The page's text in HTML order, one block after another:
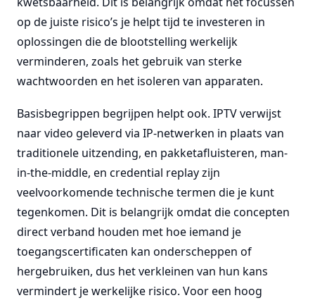
op de juiste risico’s je helpt tijd te investeren in
oplossingen die de blootstelling werkelijk
verminderen, zoals het gebruik van sterke
wachtwoorden en het isoleren van apparaten.
Basisbegrippen begrijpen helpt ook. IPTV verwijst
naar video geleverd via IP-netwerken in plaats van
traditionele uitzending, en pakketafluisteren, man-
in-the-middle, en credential replay zijn
veelvoorkomende technische termen die je kunt
tegenkomen. Dit is belangrijk omdat die concepten
direct verband houden met hoe iemand je
toegangscertificaten kan onderscheppen of
hergebruiken, dus het verkleinen van hun kans
vermindert je werkelijke risico. Voor een hoog